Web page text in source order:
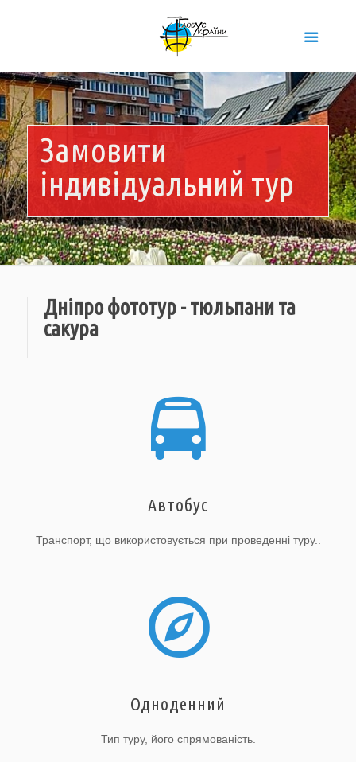
Замовити
індивідуальний тур
Дніпро фототур - тюльпани та
сакура
Автобус
Транспорт, що використовується при проведенні туру..
Одноденний
Тип туру, його спрямованість.